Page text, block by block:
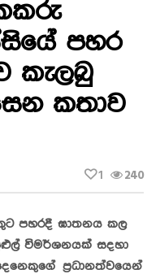
පහර
කැලබු
කතාව
240
1
පහරදී ඝාතනය කල
විමර්ශනයක් සදහා
ප්‍රධානත්වයෙන්